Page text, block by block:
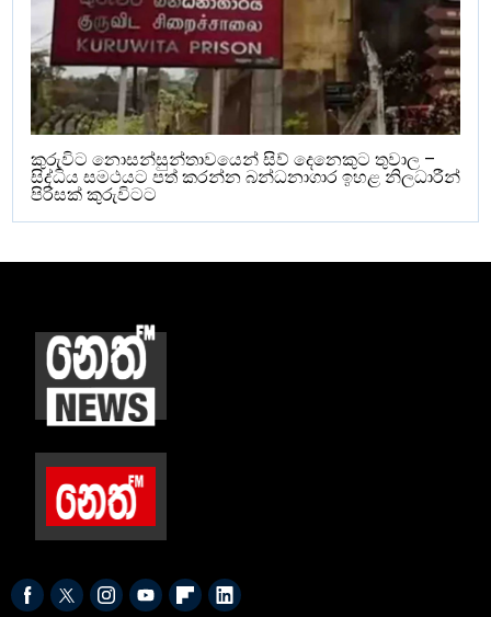
කුරුවිට නොසන්සුන්තාවයෙන් සිව් දෙනෙකුට තුවාල –
සිද්ධිය සමථයට පත් කරන්න බන්ධනාගාර ඉහළ නිලධාරීන්
පිරිසක් කුරුවිටට